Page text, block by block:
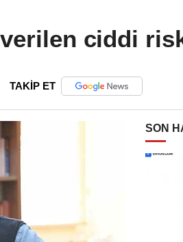
ciddi
TAKİP ET
SON